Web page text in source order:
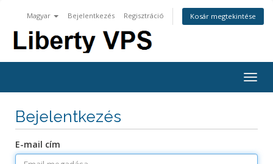
Magyar Bejelentkezés Regisztráció Kosár megtekintése
Bejelentkezés
E-mail cím